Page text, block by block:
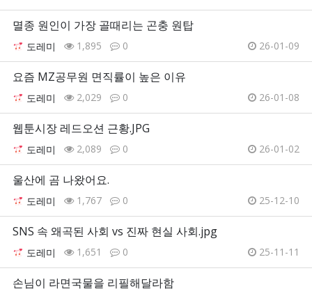
멸종 원인이 가장 골때리는 곤충 원탑
도레미 1,895 0 26-01-09
요즘 MZ공무원 면직률이 높은 이유
도레미 2,029 0 26-01-08
웹툰시장 레드오션 근황.JPG
도레미 2,089 0 26-01-02
울산에 곰 나왔어요.
도레미 1,767 0 25-12-10
SNS 속 왜곡된 사회 vs 진짜 현실 사회.jpg
도레미 1,651 0 25-11-11
손님이 라면국물을 리필해달라함